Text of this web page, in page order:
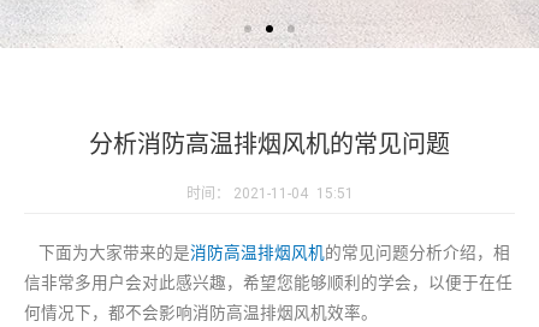
分析消防高温排烟风机的常见问题
时间： 2021-11-04 15:51
下面为大家带来的是消防高温排烟风机的常见问题分析介绍，相
信非常多用户会对此感兴趣，希望您能够顺利的学会，以便于在任
何情况下，都不会影响消防高温排烟风机效率。